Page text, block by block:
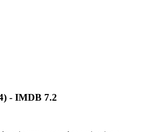
- IMDB 7.2